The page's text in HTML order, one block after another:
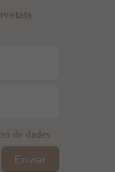
de dades
Enviar